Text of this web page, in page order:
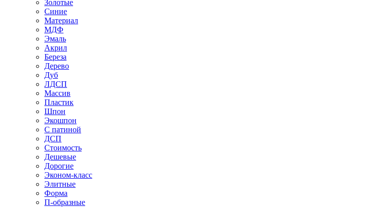
Золотые
Синие
Материал
МДФ
Эмаль
Акрил
Береза
Дерево
Дуб
ЛДСП
Массив
Пластик
Шпон
Экошпон
С патиной
ДСП
Стоимость
Дешевые
Дорогие
Эконом-класс
Элитные
Форма
П-образные